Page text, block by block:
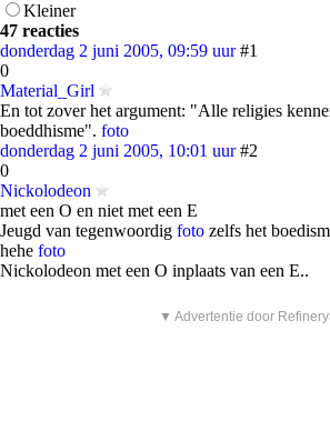
Kleiner
47 reacties
donderdag 2 juni 2005, 09:59 uur #1
0
Material_Girl
En tot zover het argument: "Alle religies
boeddhisme". foto
donderdag 2 juni 2005, 10:01 uur #2
0
Nickolodeon
met een O en niet met een E
Jeugd van tegenwoordig foto zelfs het
hehe foto
Nickolodeon met een O inplaats van een E..
▼ Advertentie door